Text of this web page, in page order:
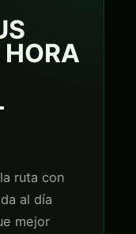
ruta con
al día
mejor